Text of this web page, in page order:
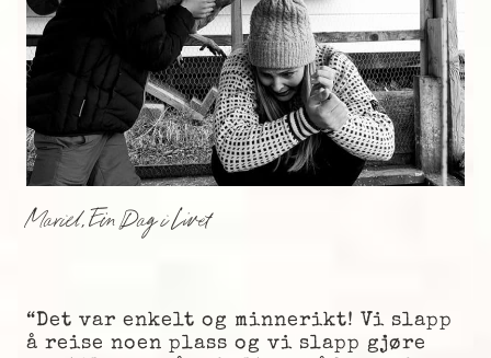
Mariel, Ein Dag i Livet
“Det var enkelt og minnerikt! Vi slapp
å reise noen plass og vi slapp gjøre